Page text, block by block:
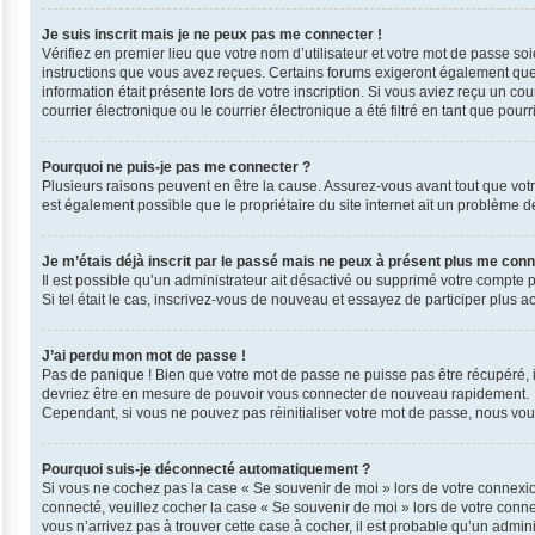
Je suis inscrit mais je ne peux pas me connecter !
Vérifiez en premier lieu que votre nom d’utilisateur et votre mot de passe
instructions que vous avez reçues. Certains forums exigeront également
information était présente lors de votre inscription. Si vous aviez reçu un
courrier électronique ou le courrier électronique a été filtré en tant que
Pourquoi ne puis-je pas me connecter ?
Plusieurs raisons peuvent en être la cause. Assurez-vous avant tout que
est également possible que le propriétaire du site internet ait un problème
Je m’étais déjà inscrit par le passé mais ne peux à présent plus me
Il est possible qu’un administrateur ait désactivé ou supprimé votre
Si tel était le cas, inscrivez-vous de nouveau et essayez de participer plus
J’ai perdu mon mot de passe !
Pas de panique ! Bien que votre mot de passe ne puisse pas être
devriez être en mesure de pouvoir vous connecter de nouveau rapidement.
Cependant, si vous ne pouvez pas réinitialiser votre mot de passe, nous
Pourquoi suis-je déconnecté automatiquement ?
Si vous ne cochez pas la case « Se souvenir de moi » lors de votre
connecté, veuillez cocher la case « Se souvenir de moi » lors de votre
vous n’arrivez pas à trouver cette case à cocher, il est probable qu’un